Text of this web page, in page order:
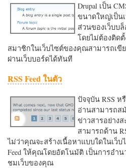
Drupal เป็น
ขนาดใหญ่เป็น
ส่วนของเว็บบ
โดยไม่ต้องติดตั้
สมาชิกในเว็บไซต์ของคุณสามารถเ
ผ่านเว็บบอร์ดได้ทันที
RSS Feed ในตัว
ปัจจุบัน RSS ห
อ่านสามารถส
ข่าวสารอย่าง
สามารถด้าน
ไม่ว่าคุณจะสร้างเนื้อหาแบบใดในเว็บ
Feed ให้คุณโดยอัตโนมัติ เป็นการอำ
ชมเว็บของคุณ